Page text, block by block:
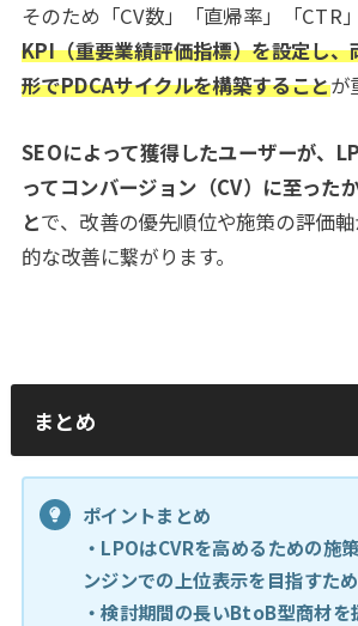
そのため「CV数」「直帰率」「CTR
KPI（重要業績評価指標）を設定し、
形でPDCAサイクルを構築することが
SEOによって獲得したユーザーが、
ってコンバージョン（CV）に至った
とで、改善の優先順位や施策の評価
的な改善に繋がります。
まとめ
ポイントまとめ
・LPOはCVRを高めるための施
ンジンでの上位表示を目指すた
・検討期間の長いBtoB型商材を